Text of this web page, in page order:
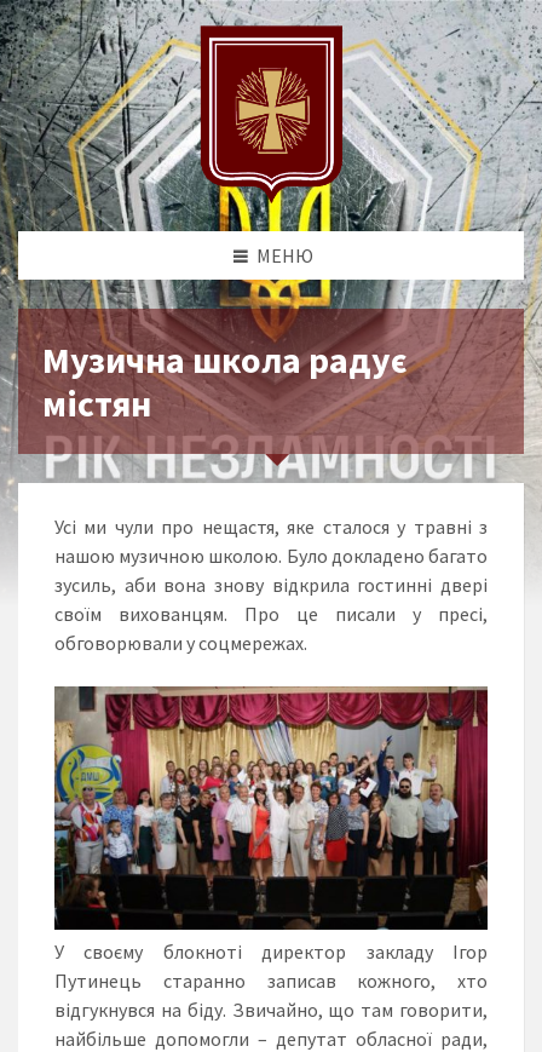
МЕНЮ
Музична школа радує
містян
Усі ми чули про нещастя, яке сталося у травні з
нашою музичною школою. Було докладено багато
зусиль, аби вона знову відкрила гостинні двері
своїм вихованцям. Про це писали у пресі,
обговорювали у соцмережах.
У своєму блокноті директор закладу Ігор
Путинець старанно записав кожного, хто
відгукнувся на біду. Звичайно, що там говорити,
найбільше допомогли – депутат обласної ради,